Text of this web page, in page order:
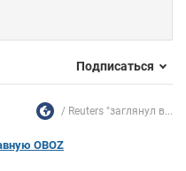
Подписаться
Reuters "заглянул в...
OBOZ